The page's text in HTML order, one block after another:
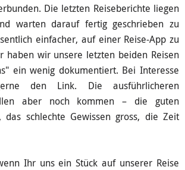
Die letzten Reiseberichte liegen
warten darauf fertig geschrieben zu
einfacher, auf einer Reise-App zu
haben wir unsere letzten beiden Reisen
ein wenig dokumentiert. Bei Interesse
den Link. Die ausführlicheren
aber noch kommen – die guten
das schlechte Gewissen gross, die Zeit
Ihr uns ein Stück auf unserer Reise